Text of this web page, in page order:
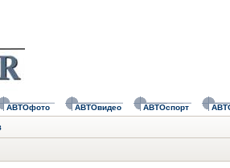
АВТОфото АВТОвидео АВТОспорт